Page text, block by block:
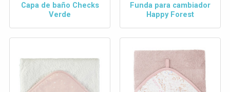
Capa de baño Checks
Verde
Funda para cambiador
Happy Forest